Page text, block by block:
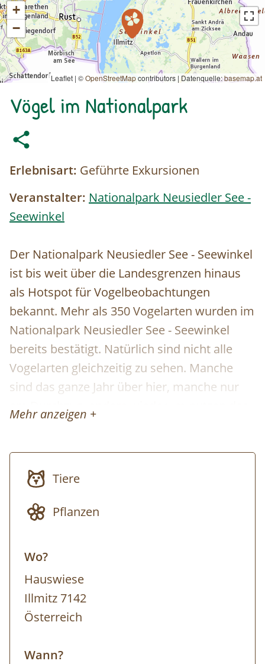
+
−
Leaflet | ©OpenStreetMapcontributors |Datenquelle:basemap.at
Vögel im Nationalpark
Erlebnisart: Geführte Exkursionen
Veranstalter: Nationalpark Neusiedler See -
Seewinkel
Der Nationalpark Neusiedler See - Seewinkel
ist bis weit über die Landesgrenzen hinaus
als Hotspot für Vogelbeobachtungen
bekannt. Mehr als 350 Vogelarten wurden im
Nationalpark Neusiedler See - Seewinkel
bereits bestätigt. Natürlich sind nicht alle
Vogelarten gleichzeitig zu sehen. Manche
sind das ganze Jahr über hier, manche nur
am Durchzug, andere wiederum nutzen das
Gebiet zur Jungenaufzucht oder als
ist fast unmöglich, keine spannenden
Vogelbeobachtungen zu machen. Treffpunkt
der Tour ist beim Nationalparkzentrum. Von
Exkursionspunkte mit dem PKW angefahren
werden (eigener PKW nicht zwingend
erforderlich), die Exkursion findet
grundsätzlich aber zu Fuß statt. Ausrüstung:
Kleidung (Sonnen-, Regen- und/oder
Mehr anzeigen +
Tiere
Pflanzen
Wo?
Hauswiese
Illmitz 7142
Österreich
Wann?